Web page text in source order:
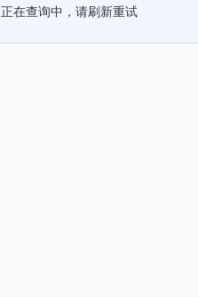
正在查询中，请刷新重试